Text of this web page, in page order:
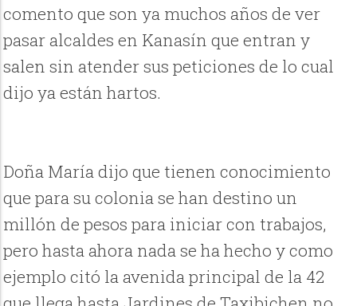
comento que son ya muchos años de ver
pasar alcaldes en Kanasín que entran y
salen sin atender sus peticiones de lo cual
dijo ya están hartos.
Doña María dijo que tienen conocimiento
que para su colonia se han destino un
millón de pesos para iniciar con trabajos,
pero hasta ahora nada se ha hecho y como
ejemplo citó la avenida principal de la 42